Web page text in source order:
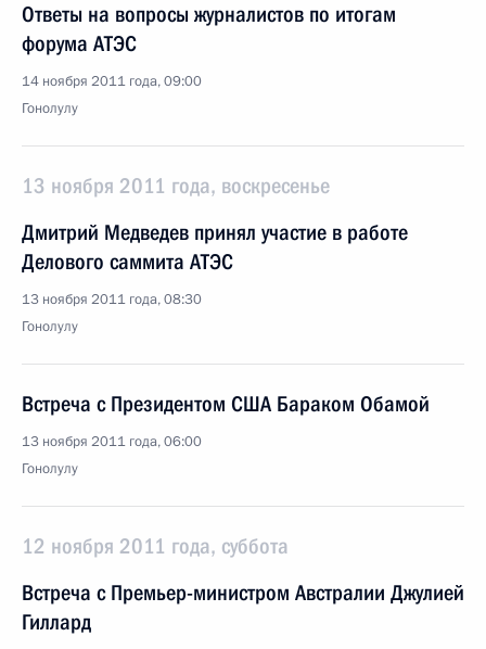
Ответы на вопросы журналистов по итогам
форума АТЭС
14 ноября 2011 года, 09:00
Гонолулу
13 ноября 2011 года, воскресенье
Дмитрий Медведев принял участие в работе
Делового саммита АТЭС
13 ноября 2011 года, 08:30
Гонолулу
Встреча с Президентом США Бараком Обамой
13 ноября 2011 года, 06:00
Гонолулу
12 ноября 2011 года, суббота
Встреча с Премьер-министром Австралии Джулией
Гиллард